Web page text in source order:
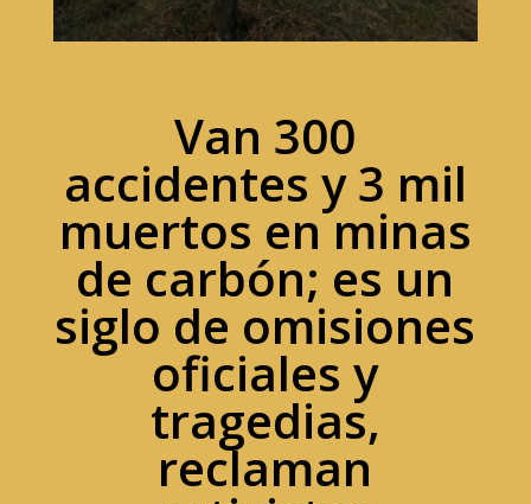
Van 300
accidentes y 3 mil
muertos en minas
de carbón; es un
siglo de omisiones
oficiales y
tragedias,
reclaman